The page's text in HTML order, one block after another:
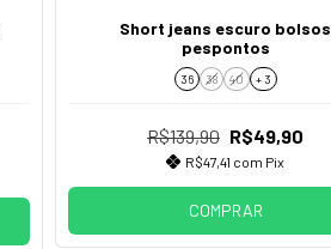
Short jeans escuro bolsos
pespontos
36 38 40 + 3
R$139,90 R$49,90
R$47,41 com Pix
COMPRAR